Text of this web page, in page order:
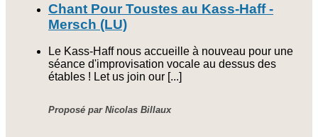
Chant Pour Toustes au Kass-Haff -
Mersch (LU)
Le Kass-Haff nous accueille à nouveau pour une
séance d'improvisation vocale au dessus des
étables ! Let us join our [...]
Proposé par Nicolas Billaux